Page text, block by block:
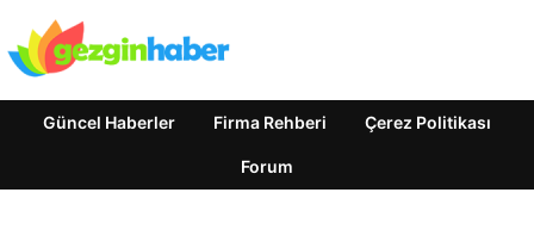
Güncel Haberler Firma Rehberi Çerez Politikası
Forum